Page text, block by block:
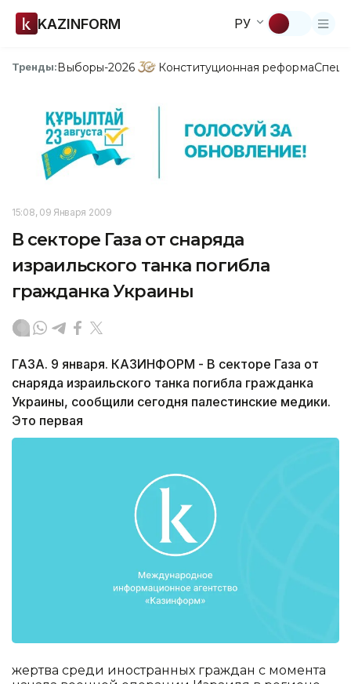
KAZINFORM РУ
Тренды:Выборы-2026 Конституционная реформа
15:08, 09 Января 2009
В секторе Газа от снаряда
израильского танка погибла
гражданка Украины
ГАЗА. 9 января. КАЗИНФОРМ - В секторе Газа от
снаряда израильского танка погибла гражданка
Украины, сообщили сегодня палестинские медики.
Это первая
жертва среди иностранных граждан с момента